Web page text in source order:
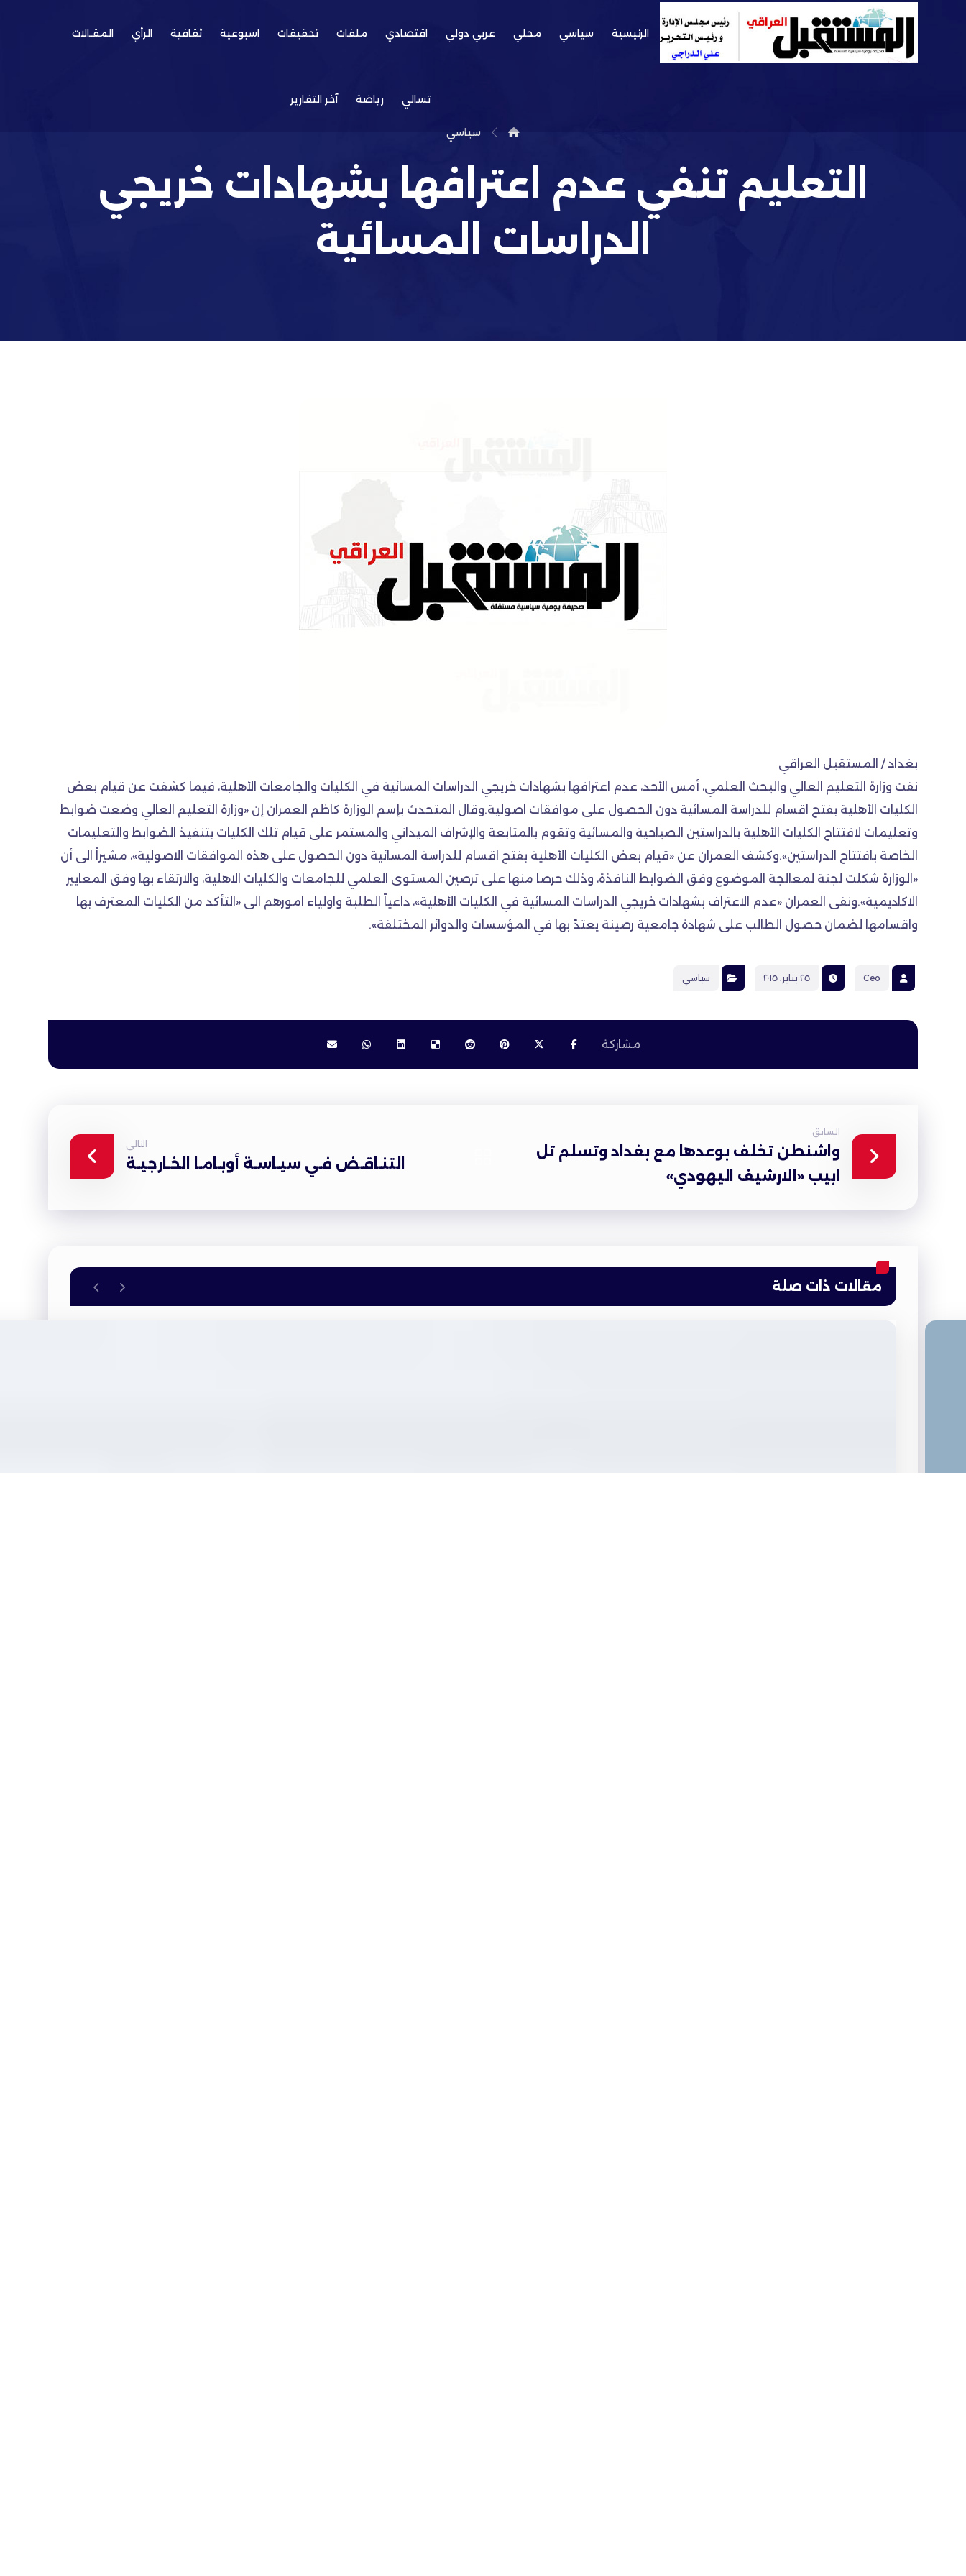
الرئيسية سياسي محلي عربي دولي اقتصادي ملفات تحقيقات اسبوعية ثقافية الرأي المقـالات
تسالي رياضة آخر التقارير
سياسي
التعليم تنفي عدم اعترافها بشهادات خريجي
الدراسات المسائية
بغداد / المستقبل العراقي
نفت وزارة التعليم العالي والبحث العلمي، أمس الأحد، عدم اعترافها بشهادات خريجي الدراسات المسائية في الكليات والجامعات الأهلية، فيما كشفت عن قيام بعض
الكليات الأهلية بفتح اقسام للدراسة المسائية دون الحصول على موافقات اصولية.وقال المتحدث بإسم الوزارة كاظم العمران إن «وزارة التعليم العالي وضعت ضوابط
وتعليمات لافتتاح الكليات الأهلية بالدراستين الصباحية والمسائية وتقوم بالمتابعة والإشراف الميداني والمستمر على قيام تلك الكليات بتنفيذ الضوابط والتعليمات
الخاصة بافتتاح الدراستين».وكشف العمران عن «قيام بعض الكليات الأهلية بفتح اقسام للدراسة المسائية دون الحصول على هذه الموافقات الاصولية»، مشيراً الى أن
«الوزارة شكلت لجنة لمعالجة الموضوع وفق الضوابط النافذة، وذلك حرصا منها على ترصين المستوى العلمي للجامعات والكليات الاهلية، والارتقاء بها وفق المعايير
الاكاديمية».ونفى العمران «عدم الاعتراف بشهادات خريجي الدراسات المسائية في الكليات الأهلية»، داعياً الطلبة واولياء امورهم الى «التأكد من الكليات المعترف بها
واقسامها لضمان حصول الطالب على شهادة جامعية رصينة يعتدّ بها في المؤسسات والدوائر المختلفة».
Ceo ٢٥ يناير، ٢٠١٥ سياسي
السابق
واشنطن تخلف بوعدها مع بغداد وتسلم تل
ابيب «الارشيف اليهودي»
التالى
التنـاقـض فـي سيـاسـة أوبـامـا الخـارجيـة
مقالات ذات صلة